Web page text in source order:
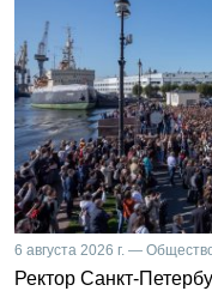
6 августа 2026 г. —
Ректор Санкт-